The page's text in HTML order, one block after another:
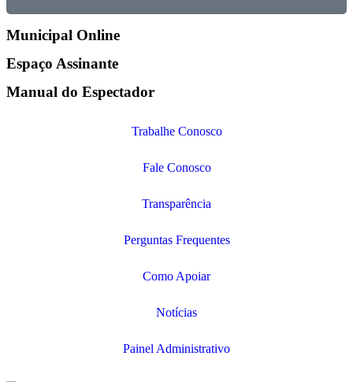
Municipal Online
Espaço Assinante
Manual do Espectador
Trabalhe Conosco
Fale Conosco
Transparência
Perguntas Frequentes
Como Apoiar
Notícias
Painel Administrativo